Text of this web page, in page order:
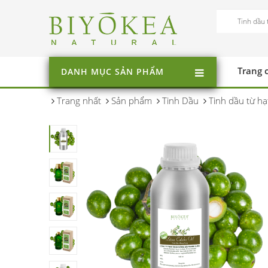
DANH MỤC SẢN PHẨM Trang
Trang nhất Sản phẩm Tinh Dầu Tinh dầu từ